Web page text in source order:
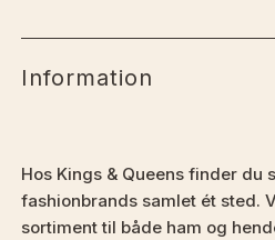
Information
Hos Kings & Queens finder
fashionbrands samlet ét sted.
sortiment til både ham og